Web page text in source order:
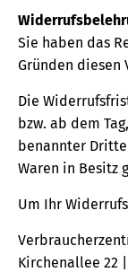
Sie haben das
Gründen diesen
Die
bzw. ab dem
benannter
Waren in Besitz
Um Ihr
Kirchenallee 22